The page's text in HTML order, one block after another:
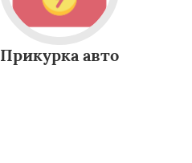
Прикурка авто